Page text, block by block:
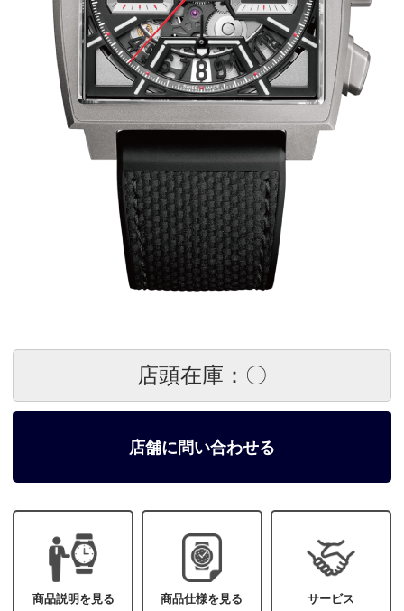
店頭在庫：〇
店舗に問い合わせる
商品説明を見る 商品仕様を見る サービス